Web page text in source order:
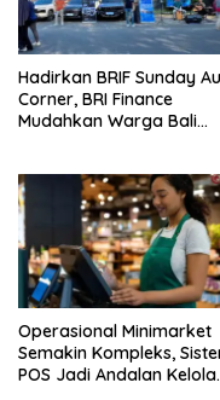
Hadirkan BRIF Sunday
Corner, BRI Finance
Mudahkan Warga Bali
Operasional Minimarket
Semakin Kompleks,
POS Jadi Andalan Kelola